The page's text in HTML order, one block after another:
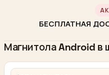
БЕСПЛАТНАЯ
Магнитола Android в